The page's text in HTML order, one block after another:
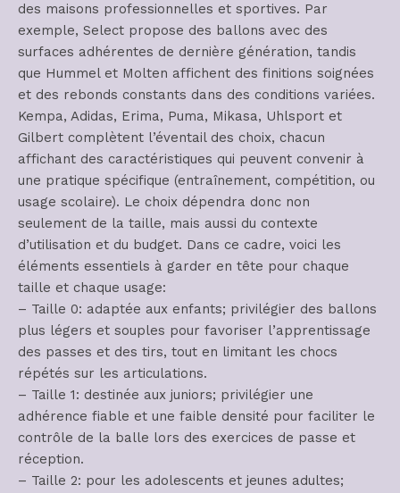
des maisons professionnelles et sportives. Par
exemple, Select propose des ballons avec des
surfaces adhérentes de dernière génération, tandis
que Hummel et Molten affichent des finitions soignées
et des rebonds constants dans des conditions variées.
Kempa, Adidas, Erima, Puma, Mikasa, Uhlsport et
Gilbert complètent l’éventail des choix, chacun
affichant des caractéristiques qui peuvent convenir à
une pratique spécifique (entraînement, compétition, ou
usage scolaire). Le choix dépendra donc non
seulement de la taille, mais aussi du contexte
d’utilisation et du budget. Dans ce cadre, voici les
éléments essentiels à garder en tête pour chaque
taille et chaque usage:
– Taille 0: adaptée aux enfants; privilégier des ballons
plus légers et souples pour favoriser l’apprentissage
des passes et des tirs, tout en limitant les chocs
répétés sur les articulations.
– Taille 1: destinée aux juniors; privilégier une
adhérence fiable et une faible densité pour faciliter le
contrôle de la balle lors des exercices de passe et
réception.
– Taille 2: pour les adolescents et jeunes adultes;